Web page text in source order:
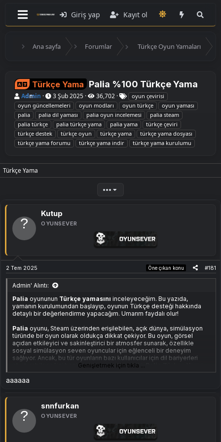
Giriş yap Kayıt ol
Ana sayfa Forumlar Türkçe Oyun Yamaları
Türkçe Yama Palia %100 Türkçe Yama
K
o
n
u
y
u
B
a
l
a
t
Admin
B
a
ş
l
n
g
ı
t
r
3 Şub 2025 36,702
E
t
i
k
e
t
l
e
oyun çevirisi
oyun güncellemeleri
oyun modları oyun türkçe
oyun yaması
palia
palia dil yaması palia oyun incelemesi
palia steam
palia türkçe
palia türkçe yama palia yama
türkçe çeviri
türkçe destek
türkçe oyun türkçe yama
türkçe yama dosyası
türkçe yama forumu
türkçe yama indir türkçe yama kurulumu
Türkçe Yama
•••
Kutup
OYUNSEVER
2 Tem 2025 Öne çıkan konu #181
Admin' Alıntı:
Palia oyununun Türkçe yamasını inceleyeceğim. Bu yazıda,
yamanın kurulumundan başlayıp, oyunun Türkçe desteği hakkında
detaylı bir değerlendirme yapacağım. Umarım faydalı olur!
Palia oyunu, Steam üzerinden erişilebilen, açık dünya, simülasyon
türünde bir oyun olarak oldukça dikkat çekiyor. Bu oyun, görsel
açıdan etkileyici ve sakinleştirici bir atmosfer sunarak, özellikle
sosyal simülasyon seven oyuncular için eğlenceli bir deneyim
sağlıyor. Ancak, bu tür oyunların bazı kullanıcılar için dil bariyerleri
oluşturabileceğini hepimiz biliyoruz. Neyse ki,
sayesinde, bu sorun ortadan kaldırılmış oldu.
Steam Orijinal
v0.178.0
Ekli dosyayı görüntüle 135
Genişletmek için tıkla ...
aaaaaa
snnfurkan
OYUNSEVER